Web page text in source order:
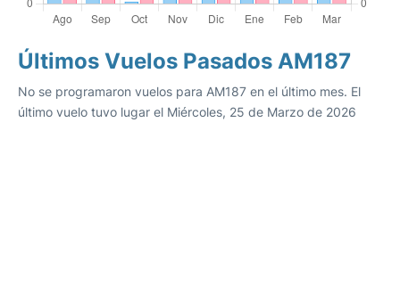
Últimos Vuelos Pasados AM187
No se programaron vuelos para AM187 en el último mes. El
último vuelo tuvo lugar el Miércoles, 25 de Marzo de 2026